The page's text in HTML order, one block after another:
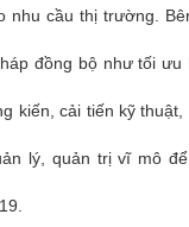
nhu cầu thị trường.
đồng bộ như tối ưu
kiến, cải tiến kỹ
lý, quản trị vĩ mô